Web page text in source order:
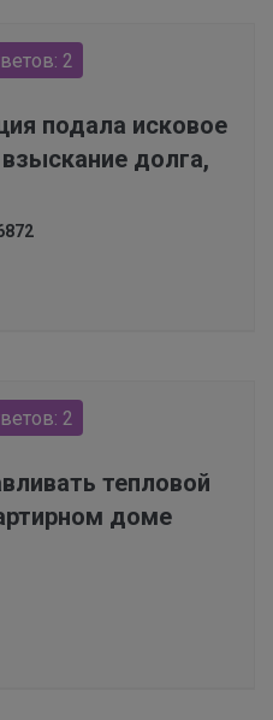
2
подала исковое
долга,
2
тепловой
доме